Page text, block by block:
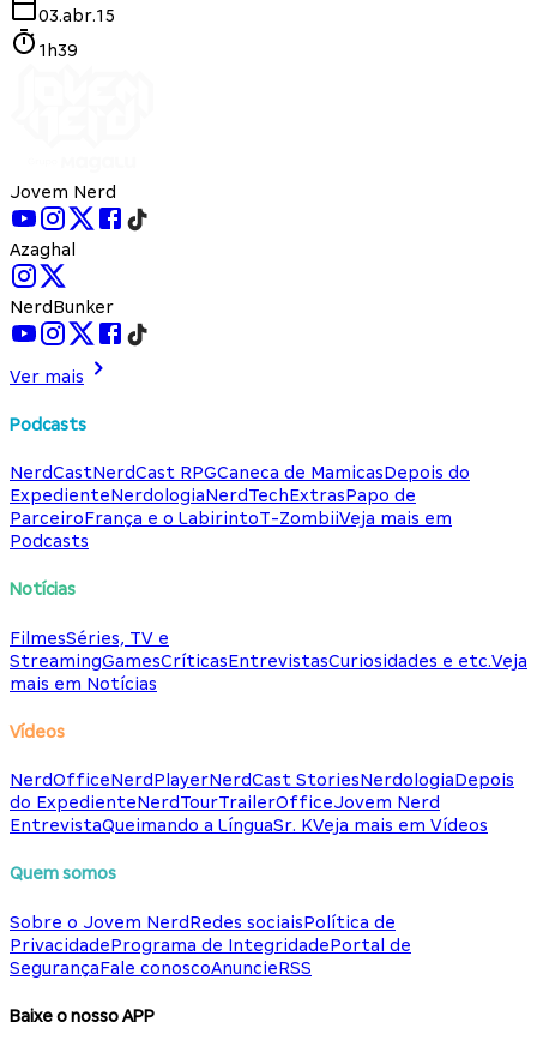
03.abr.15
1h39
Jovem Nerd
Azaghal
NerdBunker
Ver mais
Podcasts
NerdCastNerdCast RPGCaneca de MamicasDepois do
ExpedienteNerdologiaNerdTechExtrasPapo de
ParceiroFrança e o LabirintoT-ZombiiVeja mais em
Podcasts
Notícias
FilmesSéries, TV e
StreamingGamesCríticasEntrevistasCuriosidades e etc.Veja
mais em Notícias
Vídeos
NerdOfficeNerdPlayerNerdCast StoriesNerdologiaDepois
do ExpedienteNerdTourTrailerOfficeJovem Nerd
EntrevistaQueimando a LínguaSr. KVeja mais em Vídeos
Quem somos
Sobre o Jovem NerdRedes sociaisPolítica de
PrivacidadePrograma de IntegridadePortal de
SegurançaFale conoscoAnuncieRSS
Baixe o nosso APP